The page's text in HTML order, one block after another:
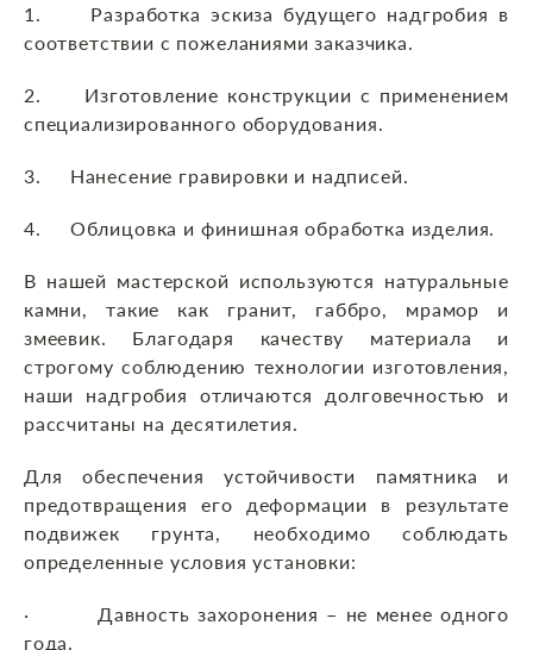
1. Разработка эскиза будущего надгробия в
соответствии с пожеланиями заказчика.
2. Изготовление конструкции с применением
специализированного оборудования.
3. Нанесение гравировки и надписей.
4. Облицовка и финишная обработка изделия.
В нашей мастерской используются натуральные
камни, такие как гранит, габбро, мрамор и
змеевик. Благодаря качеству материала и
строгому соблюдению технологии изготовления,
наши надгробия отличаются долговечностью и
рассчитаны на десятилетия.
Для обеспечения устойчивости памятника и
предотвращения его деформации в результате
подвижек грунта, необходимо соблюдать
определенные условия установки:
· Давность захоронения – не менее одного
года.